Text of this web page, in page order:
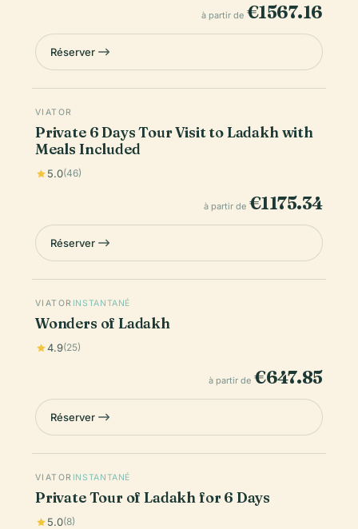
à partir de €1567.16
Réserver
VIATOR
Private 6 Days Tour Visit to Ladakh with
Meals Included
5.0(46)
à partir de €1175.34
Réserver
VIATOR INSTANTANÉ
Wonders of Ladakh
4.9(25)
à partir de €647.85
Réserver
VIATOR INSTANTANÉ
Private Tour of Ladakh for 6 Days
5.0(8)